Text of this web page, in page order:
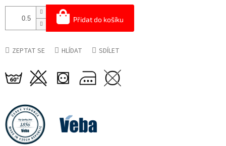
Přidat do košíku
ZEPTAT SE HLÍDAT SDÍLET